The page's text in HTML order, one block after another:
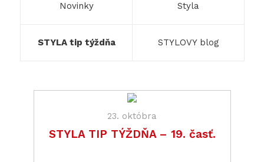
Novinky Styla
STYLA tip týždňa STYLOVY blog
23. októbra
STYLA TIP TÝŽDŇA – 19. časť.